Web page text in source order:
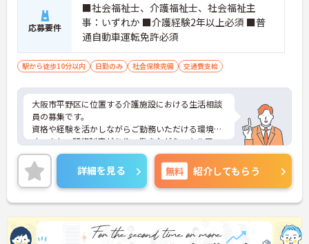
応募要件
■社会福祉士、介護福祉士、社会福祉主
事：いずれか ■介護経験2年以上必須 ■普
通自動車運転免許必須
駅から徒歩10分以内 日勤のみ 社会保険完備 交通費支給
大阪市平野区に位置する介護施設における生活相談
員の募集です。
資格や経験を活かしながらご勤務いただける環境で
す。また、研修制度があり、働きながらスキルアッ
プが目指せる環境です。
ご興味のある方には、面接対策ポイントなど、さら
に詳細をご案内しますのでお気軽にご相談くださ
い！
詳細を見る 無料 紹介してもらう